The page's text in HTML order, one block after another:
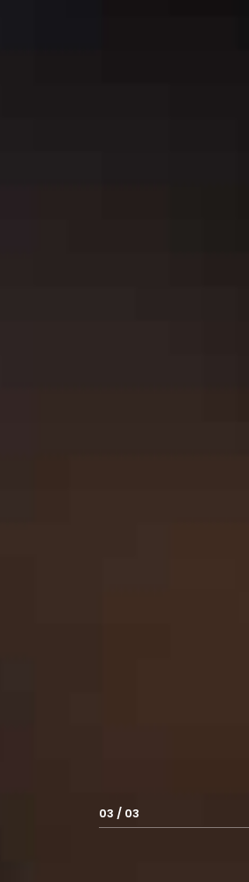
03
/ 01